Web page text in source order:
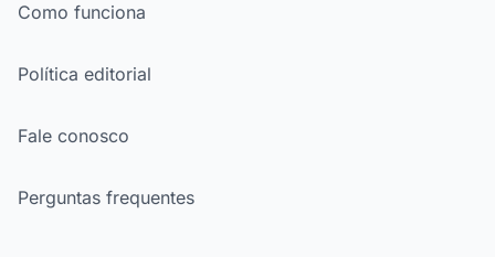
Como funciona
Política editorial
Fale conosco
Perguntas frequentes